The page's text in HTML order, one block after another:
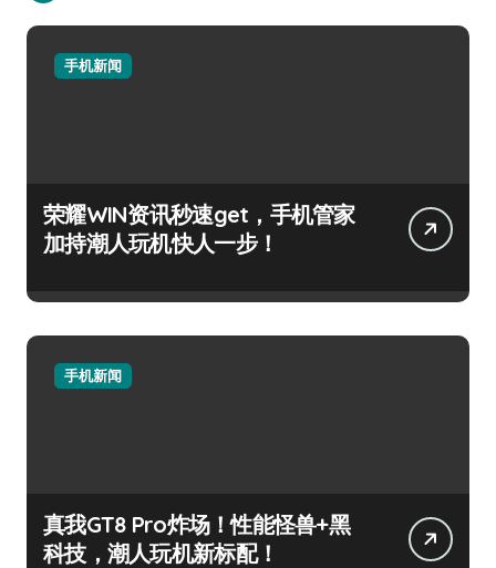
手机新闻
荣耀WIN资讯秒速get，手机管家
加持潮人玩机快人一步！
手机新闻
真我GT8 Pro炸场！性能怪兽+黑
科技，潮人玩机新标配！